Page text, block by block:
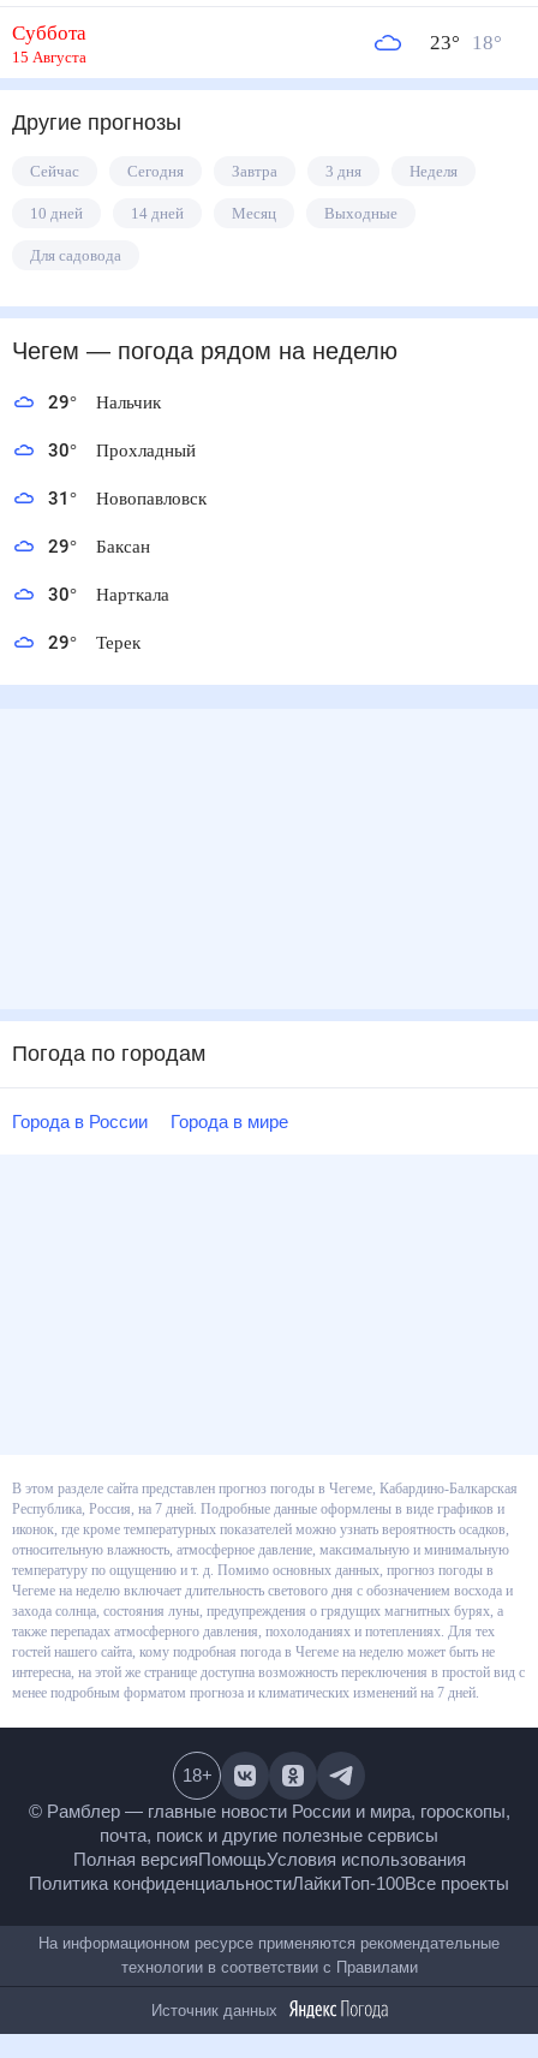
Суббота
15 Августа
23° 18°
Другие прогнозы
Сейчас Сегодня Завтра 3 дня Неделя
10 дней 14 дней Месяц Выходные
Для садовода
Чегем — погода рядомна неделю
29° Нальчик
30° Прохладный
31° Новопавловск
29° Баксан
30° Нарткала
29° Терек
Погода по городам
Города в России Города в мире
В этом разделе сайта представлен прогноз погоды в Чегеме, Кабардино-
Балкарская Республика, Россия, на 7 дней. Подробные данные
оформлены в виде графиков и иконок, где кроме температурных
показателей можно узнать вероятность осадков, относительную
влажность, атмосферное давление, максимальную и минимальную
температуру по ощущению и т. д. Помимо основных данных, прогноз
погоды в Чегеме на неделю включает длительность светового дня с
обозначением восхода и захода солнца, состояния луны, предупреждения
о грядущих магнитных бурях, а также перепадах атмосферного давления,
похолоданиях и потеплениях. Для тех гостей нашего сайта, кому
подробная погода в Чегеме на неделю может быть не интересна, на этой
© Рамблер — главные новости России и мира,
гороскопы, почта, поиск и другие полезные сервисы
Полная версия
Помощь
Условия использования
Политика конфиденциальностиЛайкиТоп-100
Все проекты
18+
На информационном ресурсе применяются
рекомендательные технологии в соответствии сПравилами